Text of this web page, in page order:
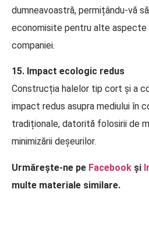
dumneavoastră, permițându-vă
economisite pentru alte
companiei.
15. Impact ecologic redus
Construcția halelor tip cort și a
impact redus asupra mediului în
tradiționale, datorită folosirii de
minimizării deșeurilor.
Urmărește-ne pe Facebook și
multe materiale similare.